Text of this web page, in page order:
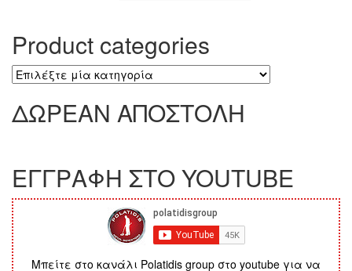
Product categories
ΔΩΡΕΑΝ ΑΠΟΣΤΟΛΗ
ΕΓΓΡΑΦΗ ΣΤΟ YOUTUBE
Μπείτε στο κανάλι Polatidis group στο youtube για να